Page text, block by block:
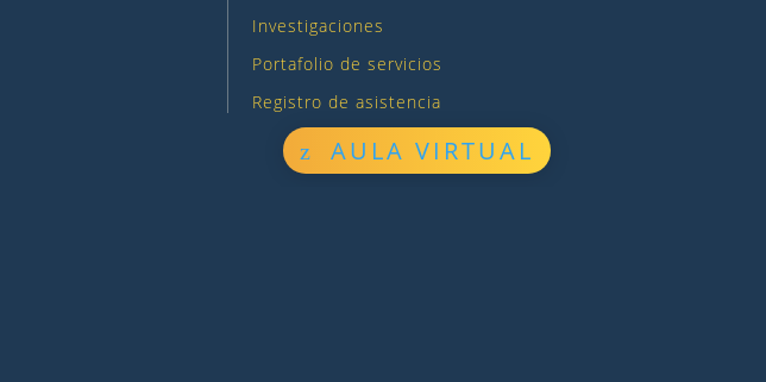
Investigaciones
Portafolio de servicios
Registro de asistencia
AULA VIRTUAL